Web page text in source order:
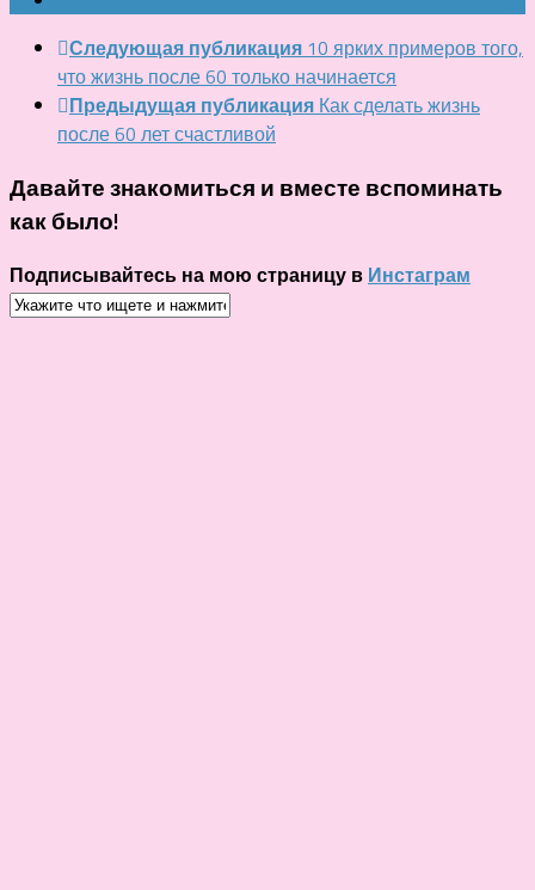
Следующая публикация 10 ярких примеров того,
что жизнь после 60 только начинается
Предыдущая публикация Как сделать жизнь
после 60 лет счастливой
Давайте знакомиться и вместе вспоминать
как было!
Подписывайтесь на мою страницу в Инстаграм